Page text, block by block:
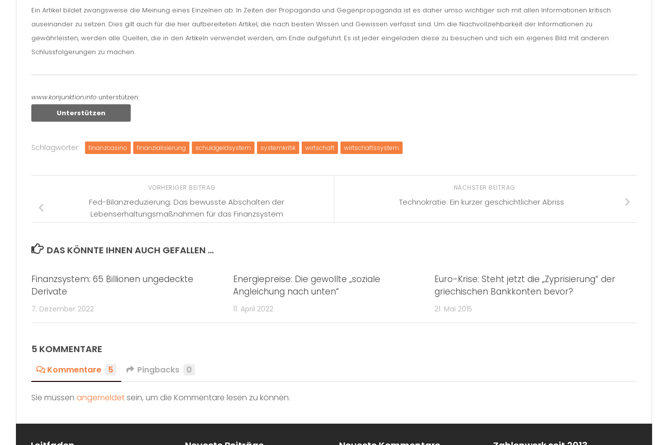
Ein Artikel bildet zwangsweise die Meinung eines Einzelnen ab. In Zeiten der Propaganda und Gegenpropaganda ist es daher umso wichtiger sich mit allen Informationen kritisch
auseinander zu setzen. Dies gilt auch für die hier aufbereiteten Artikel, die nach besten Wissen und Gewissen verfasst sind. Um die Nachvollziehbarkeit der Informationen zu
gewährleisten, werden alle Quellen, die in den Artikeln verwendet werden, am Ende aufgeführt. Es ist jeder eingeladen diese zu besuchen und sich ein eigenes Bild mit anderen
Schlussfolgerungen zu machen.
www.konjunktion.info unterstützen:
Unterstützen
Schlagwörter: finanzcasino finanzialisierung schuldgeldsystem systemkritik wirtschaft wirtschaftssystem
NÄCHSTER BEITRAG
Technokratie: Ein kurzer geschichtlicher Abriss
VORHERIGER BEITRAG
Fed-Bilanzreduzierung: Das bewusste Abschalten der
Lebenserhaltungsmaßnahmen für das Finanzsystem
DAS KÖNNTE IHNEN AUCH GEFALLEN …
Finanzsystem: 65 Billionen ungedeckte
Derivate
7. Dezember 2022
Energiepreise: Die gewollte „soziale
Angleichung nach unten“
11. April 2022
Euro-Krise: Steht jetzt die „Zyprisierung“ der
griechischen Bankkonten bevor?
21. Mai 2015
5 KOMMENTARE
Kommentare 5 Pingbacks 0
Sie müssen angemeldetsein, um die Kommentare lesen zu können.